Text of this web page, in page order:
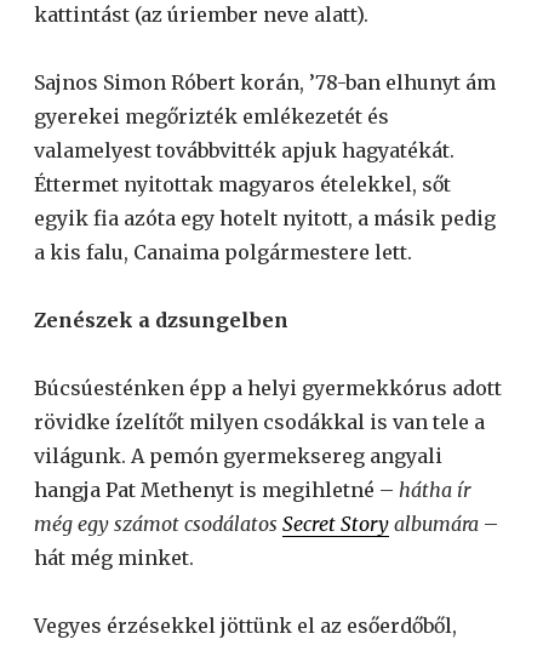
kattintást (az úriember neve alatt).
Sajnos Simon Róbert korán, ’78-ban elhunyt ám
gyerekei megőrizték emlékezetét és
valamelyest továbbvitték apjuk hagyatékát.
Éttermet nyitottak magyaros ételekkel, sőt
egyik fia azóta egy hotelt nyitott, a másik pedig
a kis falu, Canaima polgármestere lett.
Zenészek a dzsungelben
Búcsúesténken épp a helyi gyermekkórus adott
rövidke ízelítőt milyen csodákkal is van tele a
világunk. A pemón gyermeksereg angyali
hangja Pat Methenyt is megihletné – hátha ír
még egy számot csodálatos Secret Story albumára –
hát még minket.
Vegyes érzésekkel jöttünk el az esőerdőből,